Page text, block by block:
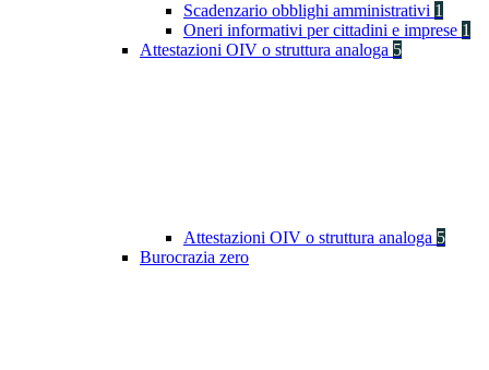
Scadenzario obblighi amministrativi 1
Oneri informativi per cittadini e imprese 1
Attestazioni OIV o struttura analoga 5
Attestazioni OIV o struttura analoga 5
Burocrazia zero